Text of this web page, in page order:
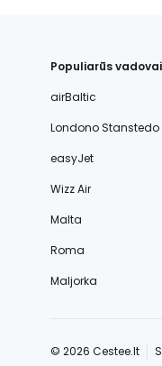
Populiarūs vadovai
airBaltic
Londono Stanstedo
easyJet
Wizz Air
Malta
Roma
Maljorka
© 2026 Cestee.lt